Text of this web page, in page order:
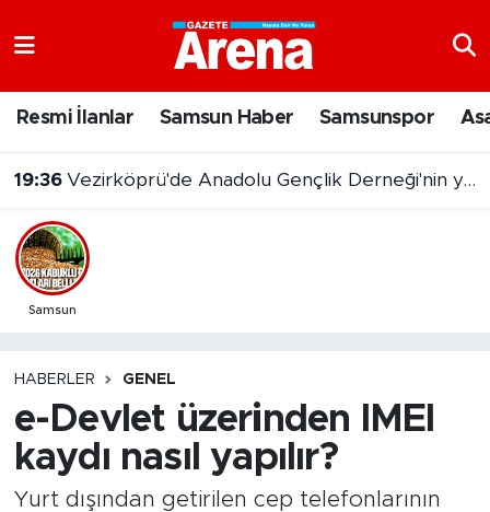
Resmi İlanlar Samsun Haber Samsunspor
19:36 Vezirköprü'de Anadolu Gençlik Derneği'nin yeni hizmet binası açıldı
Samsun
HABERLER GENEL
e-Devlet üzerinden IMEI
kaydı nasıl yapılır?
Yurt dışından getirilen cep telefonlarının
Samsun Namaz Vakitleri
Trafik Durumu
Süper Lig Puan Durumu ve Fikstür
Son Dakika Haberleri
Haber Arşivi